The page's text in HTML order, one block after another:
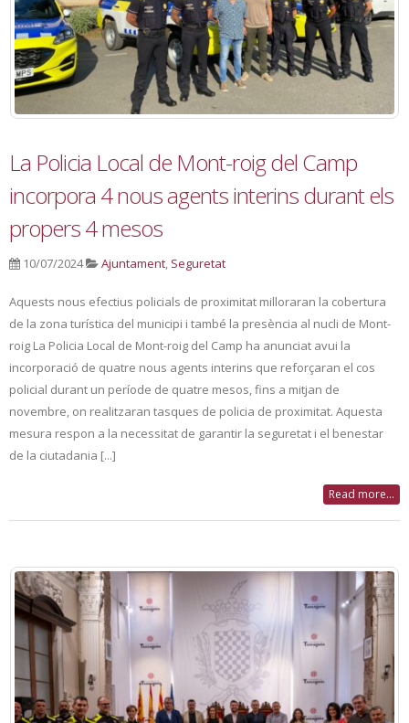
La Policia Local de Mont-roig del Camp
incorpora 4 nous agents interins durant els
propers 4 mesos
10/07/2024 Ajuntament, Seguretat
Aquests nous efectius policials de proximitat milloraran la cobertura
de la zona turística del municipi i també la presència al nucli de Mont-
roig La Policia Local de Mont-roig del Camp ha anunciat avui la
incorporació de quatre nous agents interins que reforçaran el cos
policial durant un període de quatre mesos, fins a mitjan de
novembre, on realitzaran tasques de policia de proximitat. Aquesta
mesura respon a la necessitat de garantir la seguretat i el benestar
de la ciutadania [...]
Read more...